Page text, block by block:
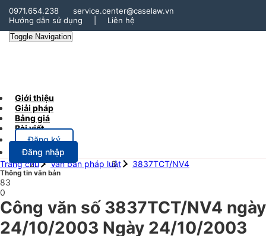
0971.654.238
service.center@caselaw.vn
Hướng dẫn sử dụng
Liên hệ
Toggle Navigation
Giới thiệu
Giải pháp
Bảng giá
Bài viết
Đăng ký
Đăng nhập
Trang chủ
Văn bản pháp luật 3837TCT/NV4
Thông tin văn bản
83
0
Công văn số 3837TCT/NV4 ngày
24/10/2003 Ngày 24/10/2003